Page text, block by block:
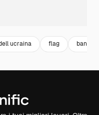
ucraina flag